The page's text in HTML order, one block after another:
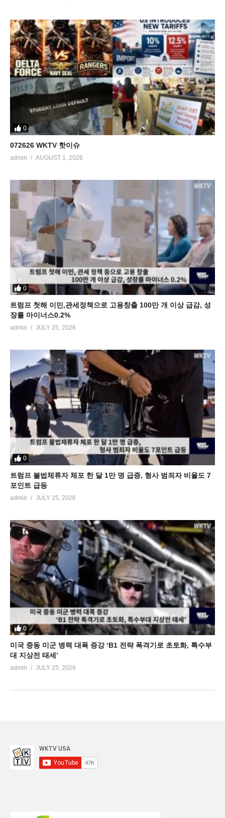
0
072626 WKTV 핫이슈
admin AUGUST 1, 2026
0
트럼프 첫해 이민,관세정책으로 고용창출 100만 개 이상 급감, 성
장률 마이너스0.2%
admin JULY 25, 2026
0
트럼프 불법체류자 체포 한 달 1만 명 급증, 형사 범죄자 비율도 7
포인트 급등
admin JULY 25, 2026
0
미국 중동 미군 병력 대폭 증강 ‘B1 전략 폭격기로 초토화, 특수부
대 지상전 태세’
admin JULY 25, 2026